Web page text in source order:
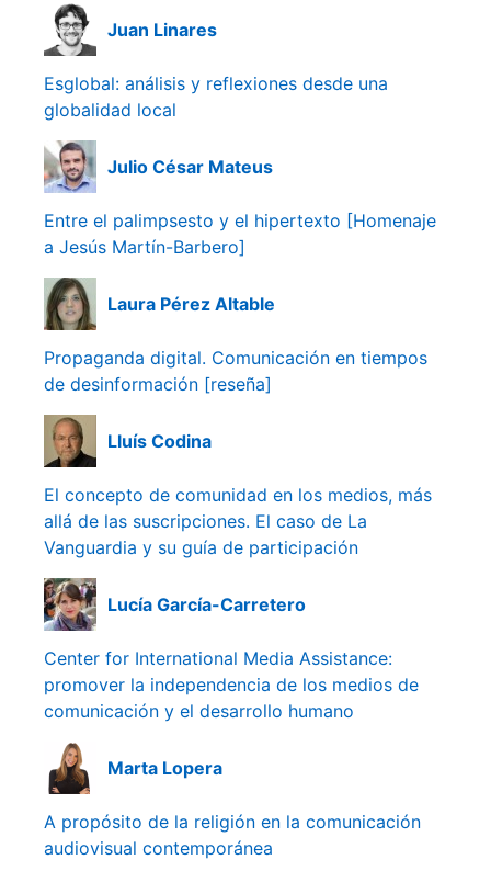
Juan Linares
Esglobal: análisis y reflexiones desde una
globalidad local
Julio César Mateus
Entre el palimpsesto y el hipertexto [Homenaje
a Jesús Martín-Barbero]
Laura Pérez Altable
Propaganda digital. Comunicación en tiempos
de desinformación [reseña]
Lluís Codina
El concepto de comunidad en los medios, más
allá de las suscripciones. El caso de La
Vanguardia y su guía de participación
Lucía García-Carretero
Center for International Media Assistance:
promover la independencia de los medios de
comunicación y el desarrollo humano
Marta Lopera
A propósito de la religión en la comunicación
audiovisual contemporánea